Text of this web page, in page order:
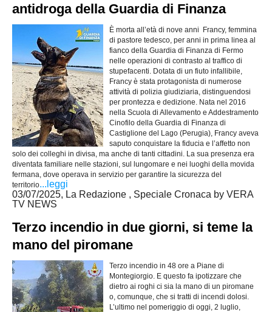
antidroga della Guardia di Finanza
È morta all’età di nove anni Francy, femmina
di pastore tedesco, per anni in prima linea al
fianco della Guardia di Finanza di Fermo
nelle operazioni di contrasto al traffico di
stupefacenti. Dotata di un fiuto infallibile,
Francy è stata protagonista di numerose
attività di polizia giudiziaria, distinguendosi
per prontezza e dedizione. Nata nel 2016
nella Scuola di Allevamento e Addestramento
Cinofilo della Guardia di Finanza di
Castiglione del Lago (Perugia), Francy aveva
saputo conquistare la fiducia e l’affetto non
solo dei colleghi in divisa, ma anche di tanti cittadini. La sua presenza era
diventata familiare nelle stazioni, sul lungomare e nei luoghi della movida
fermana, dove operava in servizio per garantire la sicurezza del
territorio...leggi
03/07/2025, La Redazione , Speciale Cronaca by VERA
TV NEWS
Terzo incendio in due giorni, si teme la
mano del piromane
Terzo incendio in 48 ore a Piane di
Montegiorgio. E questo fa ipotizzare che
dietro ai roghi ci sia la mano di un piromane
o, comunque, che si tratti di incendi dolosi.
L’ultimo nel pomeriggio di oggi, 2 luglio,